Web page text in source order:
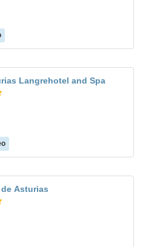
Langrehotel and Spa
Asturias